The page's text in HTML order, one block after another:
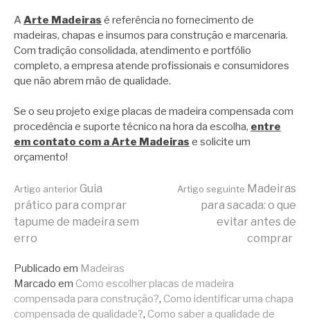
AArte Madeiras é referência no fornecimento de
madeiras, chapas e insumos para construção e marcenaria.
Com tradição consolidada, atendimento e portfólio
completo, a empresa atende profissionais e consumidores
que não abrem mão de qualidade.
Se o seu projeto exige placas de madeira compensada com
procedência e suporte técnico na hora da escolha, entre
em contato com a Arte Madeiras e solicite um
orçamento!
Continue
lendo
Artigo anteriorGuia
prático para comprar
tapume de madeira sem
erro
Artigo seguinte Madeiras
para sacada: o que
evitar antes de
comprar
Publicado em Madeiras
Marcado em Como escolher placas de madeira
compensada para construção?, Como identificar uma chapa
compensada de qualidade?, Como saber a qualidade de